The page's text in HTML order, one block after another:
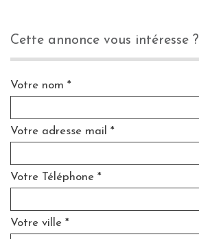
cette annonce vous intéresse ?
Votre nom *
Votre adresse mail *
Votre Téléphone *
Votre ville *